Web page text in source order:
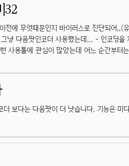
32
전에 무엇때문인지 바이러스로 진단되어
그냥 다음팟인코더 사용했는데... - 인코딩
사용툴에 관심이 많았는데 어느 순간부터
더 보다는 다음팟이 더 낫습니다. 기능은 미